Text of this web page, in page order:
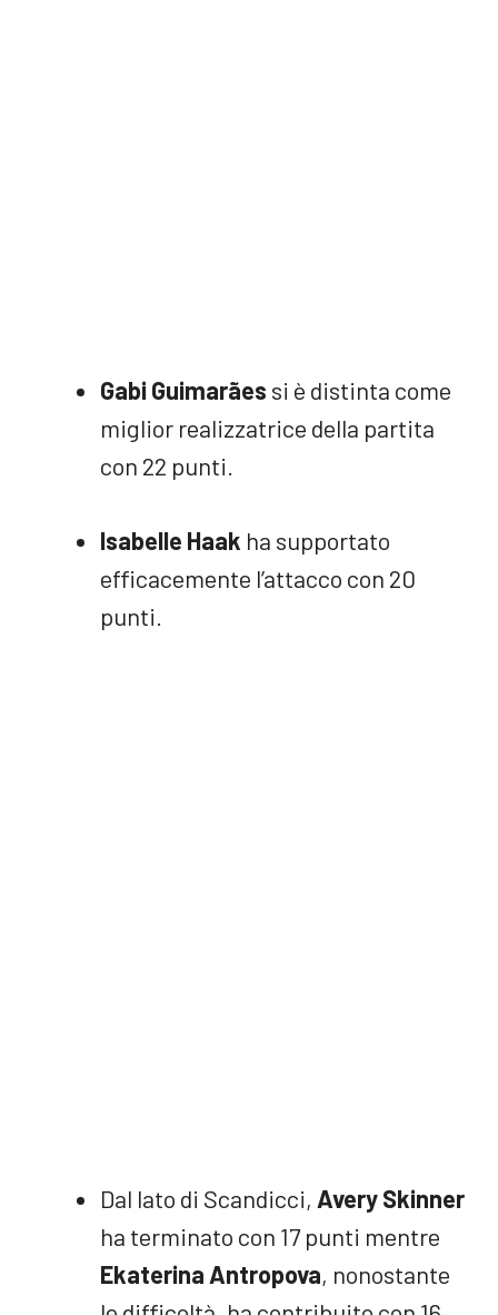
Gabi Guimarães si è distinta come
miglior realizzatrice della partita
con 22 punti.
Isabelle Haak ha supportato
efficacemente l’attacco con 20
punti.
Dal lato di Scandicci, Avery Skinner
ha terminato con 17 punti mentre
Ekaterina Antropova, nonostante